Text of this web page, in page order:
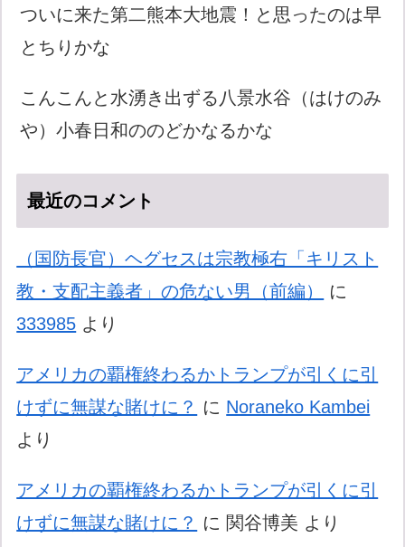
ついに来た第二熊本大地震！と思ったのは早
とちりかな
こんこんと水湧き出ずる八景水谷（はけのみ
や）小春日和ののどかなるかな
最近のコメント
（国防長官）ヘグセスは宗教極右「キリスト
教・支配主義者」の危ない男（前編）
に
333985 より
アメリカの覇権終わるかトランプが引くに引
けずに無謀な賭けに？ に Noraneko Kambei
より
アメリカの覇権終わるかトランプが引くに引
けずに無謀な賭けに？ に 関谷博美 より